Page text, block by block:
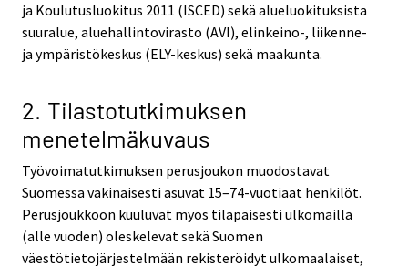
ja Koulutusluokitus 2011 (ISCED) sekä alueluokituksista
suuralue, aluehallintovirasto (AVI), elinkeino-, liikenne-
ja ympäristökeskus (ELY-keskus) sekä maakunta.
2. Tilastotutkimuksen
menetelmäkuvaus
Työvoimatutkimuksen perusjoukon muodostavat
Suomessa vakinaisesti asuvat 15–74-vuotiaat henkilöt.
Perusjoukkoon kuuluvat myös tilapäisesti ulkomailla
(alle vuoden) oleskelevat sekä Suomen
väestötietojärjestelmään rekisteröidyt ulkomaalaiset,